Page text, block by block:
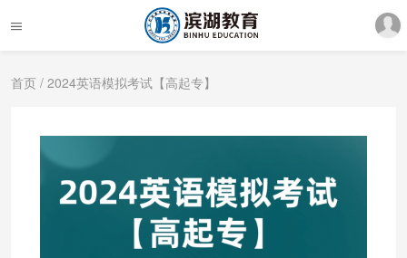
首页 / 2024英语模拟考试【高起专】